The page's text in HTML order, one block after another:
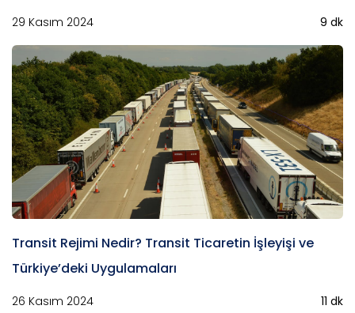
29 Kasım 2024 9 dk
Transit Rejimi Nedir? Transit Ticaretin İşleyişi ve
Türkiye’deki Uygulamaları
26 Kasım 2024 11 dk